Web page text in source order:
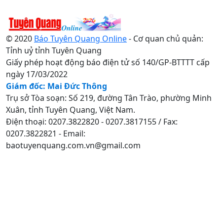
© 2020 Báo Tuyên Quang Online- Cơ quan chủ quản:
Tỉnh uỷ tỉnh Tuyên Quang
Giấy phép hoạt động báo điện tử số 140/GP-BTTTT cấp
ngày 17/03/2022
Giám đốc: Mai Đức Thông
Trụ sở Tòa soạn: Số 219, đường Tân Trào, phường Minh
Xuân, tỉnh Tuyên Quang, Việt Nam.
Điện thoại: 0207.3822820 - 0207.3817155 / Fax:
0207.3822821 - Email:
baotuyenquang.com.vn@gmail.com